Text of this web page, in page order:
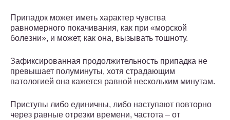
Припадок может иметь характер чувства
равномерного покачивания, как при «морской
болезни», и может, как она, вызывать тошноту.
Зафиксированная продолжительность припадка не
превышает полуминуты, хотя страдающим
патологией она кажется равной нескольким минутам.
Приступы либо единичны, либо наступают повторно
через равные отрезки времени, частота – от